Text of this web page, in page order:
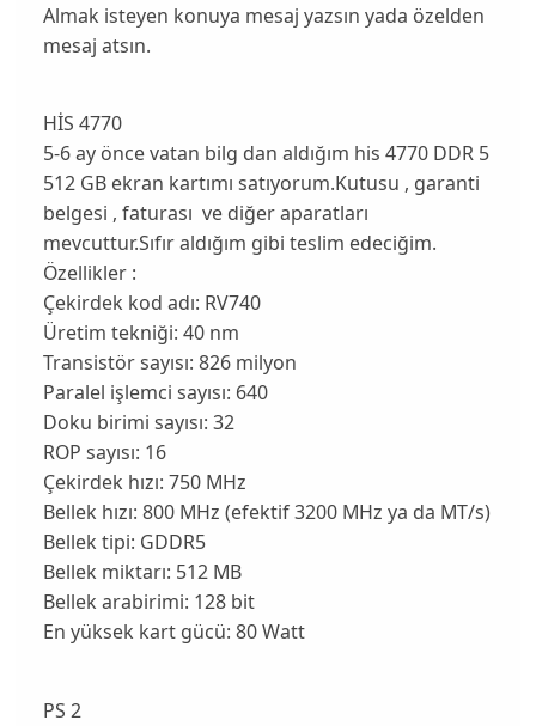
Almak isteyen konuya mesaj yazsın yada özelden
mesaj atsın.
HİS 4770
5-6 ay önce vatan bilg dan aldığım his 4770 DDR 5
512 GB ekran kartımı satıyorum.Kutusu , garanti
belgesi , faturası ve diğer aparatları
mevcuttur.Sıfır aldığım gibi teslim edeciğim.
Özellikler :
Çekirdek kod adı: RV740
Üretim tekniği: 40 nm
Transistör sayısı: 826 milyon
Paralel işlemci sayısı: 640
Doku birimi sayısı: 32
ROP sayısı: 16
Çekirdek hızı: 750 MHz
Bellek hızı: 800 MHz (efektif 3200 MHz ya da MT/s)
Bellek tipi: GDDR5
Bellek miktarı: 512 MB
Bellek arabirimi: 128 bit
En yüksek kart gücü: 80 Watt
PS 2